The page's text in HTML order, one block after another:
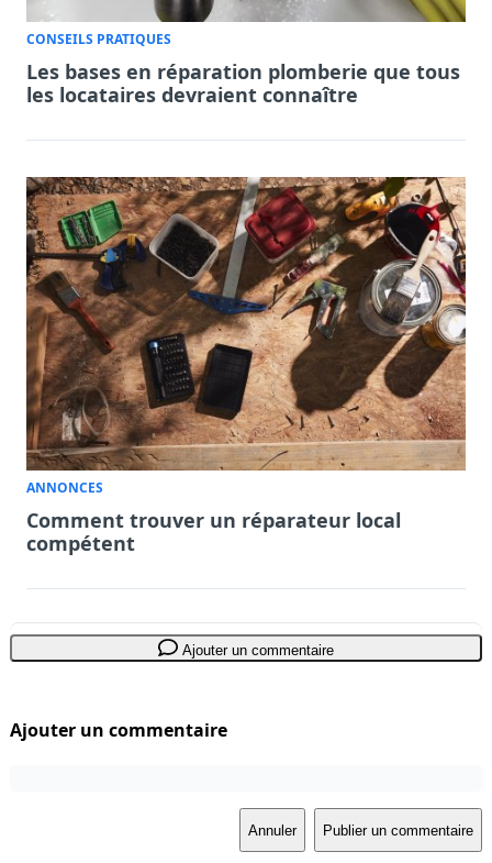
CONSEILS PRATIQUES
Les bases en réparation plomberie que tous
les locataires devraient connaître
ANNONCES
Comment trouver un réparateur local
compétent
Ajouter un commentaire
Ajouter un commentaire
Annuler Publier un commentaire